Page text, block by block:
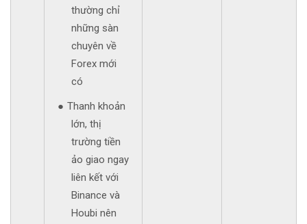
thường chỉ
những sàn
chuyên về
Forex mới
có
Thanh khoản
lớn, thị
trường tiền
ảo giao ngay
liên kết với
Binance và
Houbi nên